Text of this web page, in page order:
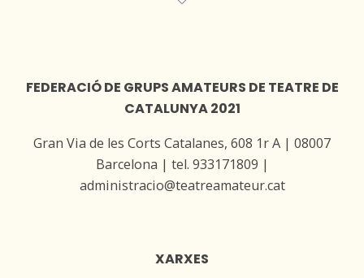
FEDERACIÓ DE GRUPS AMATEURS DE TEATRE DE
CATALUNYA 2021
Gran Via de les Corts Catalanes, 608 1r A | 08007
Barcelona | tel. 933171809 |
administracio@teatreamateur.cat
XARXES